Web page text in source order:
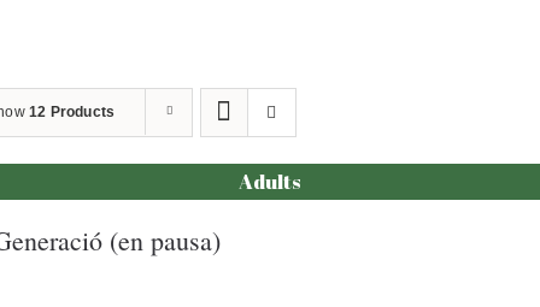
12 Products
Adults
(en pausa)